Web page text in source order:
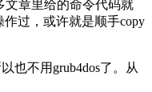
文章里给的命令代码就
过，或许就是顺手copy
也不用grub4dos了。从